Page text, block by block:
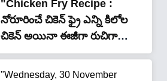
"Chicken Fry Recipe :
నోరూరించే చికెన్ ఫ్రై ఎన్ని కిలోల
చికెన్ అయినా ఈజీగా రుచిగా
చేయొచ్చు…!!"
"Wednesday, 30 November